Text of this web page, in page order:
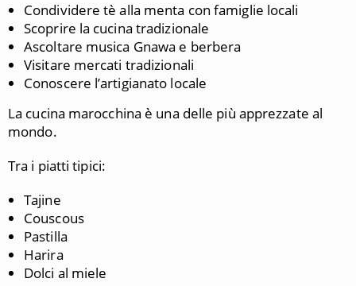
Condividere tè alla menta con famiglie locali
Scoprire la cucina tradizionale
Ascoltare musica Gnawa e berbera
Visitare mercati tradizionali
Conoscere l’artigianato locale
La cucina marocchina è una delle più apprezzate al
mondo.
Tra i piatti tipici:
Tajine
Couscous
Pastilla
Harira
Dolci al miele